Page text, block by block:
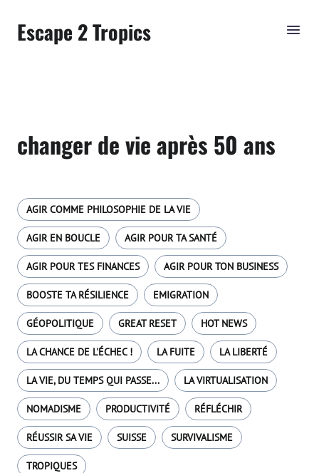
Escape 2 Tropics
changer de vie après 50 ans
AGIR COMME PHILOSOPHIE DE LA VIE
AGIR EN BOUCLE AGIR POUR TA SANTÉ
AGIR POUR TES FINANCES AGIR POUR TON BUSINESS
BOOSTE TA RÉSILIENCE EMIGRATION
GÉOPOLITIQUE GREAT RESET HOT NEWS
LA CHANCE DE L'ÉCHEC ! LA FUITE LA LIBERTÉ
LA VIE, DU TEMPS QUI PASSE... LA VIRTUALISATION
NOMADISME PRODUCTIVITÉ RÉFLÉCHIR
RÉUSSIR SA VIE SUISSE SURVIVALISME
TROPIQUES